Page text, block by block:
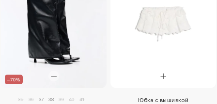
–70%
35 36 37 38 39 40 41
Юбка с вышивкой